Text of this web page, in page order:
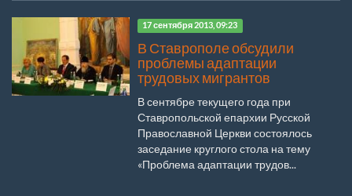
17 сентября 2013, 09:23
В Ставрополе обсудили
проблемы адаптации
трудовых мигрантов
В сентябре текущего года при
Ставропольской епархии Русской
Православной Церкви состоялось
заседание круглого стола на тему
«Проблема адаптации трудов...